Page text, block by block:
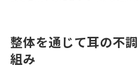
整体を通じて耳の不
組み